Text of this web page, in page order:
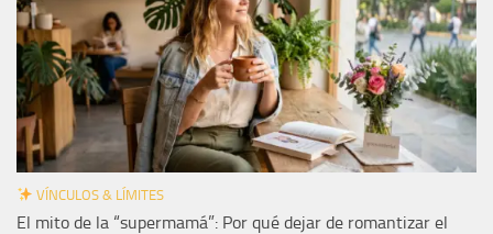
VÍNCULOS & LÍMITES
El mito de la “supermamá”: Por qué dejar de romantizar el